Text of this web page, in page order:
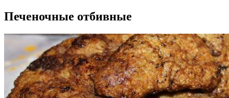
Печеночные отбивные